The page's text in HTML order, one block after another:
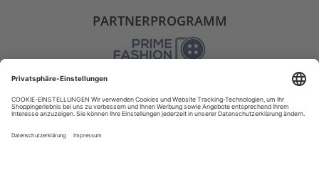
PARTNERPROGRAMM
VERSAND